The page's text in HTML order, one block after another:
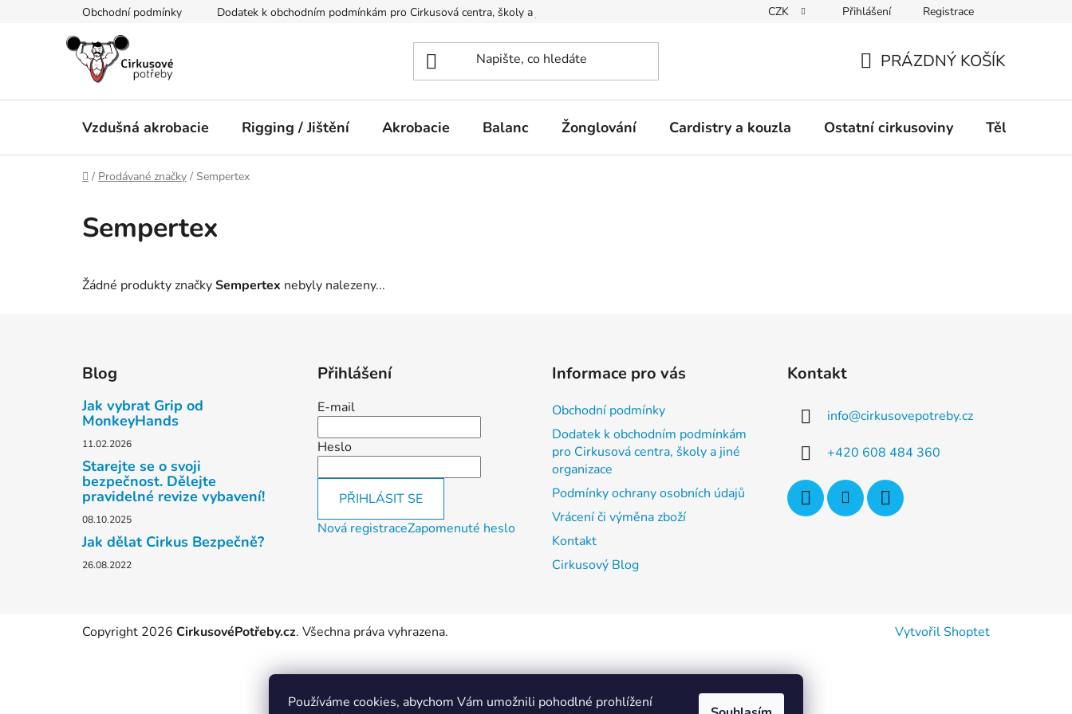
Používáme cookies, abychom Vám umožnili pohodlné prohlížení
Obchodní podmínky Dodatek k obchodním podmínkám pro Cirkusová centra, školy a jiné organizace Podmínky ochrany osobních údajů Vrácení či výměna zboží
CZK Přihlášení Registrace
KOŠÍK
PRÁZDNÝ KOŠÍK
Vzdušná akrobacie Rigging / Jištění Akrobacie Balanc Žonglování Cardistry a kouzla Ostatní cirkusoviny TěloCIRK
Domů
/ Prodávané značky / Sempertex
Sempertex
Žádné produkty značkySempertex nebyly nalezeny...
Blog
Jak vybrat Grip od
MonkeyHands
11.02.2026
Starejte se o svoji
bezpečnost. Dělejte
pravidelné revize vybavení!
08.10.2025
Jak dělat Cirkus Bezpečně?
26.08.2022
Přihlášení
E-mail
Heslo
PŘIHLÁSIT SE
Nová registraceZapomenuté heslo
Informace pro vás
Obchodní podmínky
Dodatek k obchodním podmínkám
pro Cirkusová centra, školy a jiné
organizace
Podmínky ochrany osobních údajů
Vrácení či výměna zboží
Kontakt
Cirkusový Blog
Kontakt
info@cirkusovepotreby.cz
+420 608 484 360
Vytvořil Shoptet
Copyright 2026 CirkusovéPotřeby.cz. Všechna práva vyhrazena.